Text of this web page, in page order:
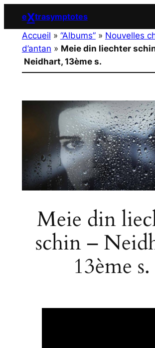
contenu
eXtrasymptotes
Accueil » “Albums”» Nouvelles
d’antan » Meie din liechter
Neidhart, 13ème s.
Meie din
schin –
13ème s.